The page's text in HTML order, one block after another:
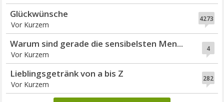
4273
Glückwünsche
Vor Kurzem
4
Warum sind gerade die sensibelsten Men...
Vor Kurzem
282
Lieblingsgetränk von a bis Z
Vor Kurzem